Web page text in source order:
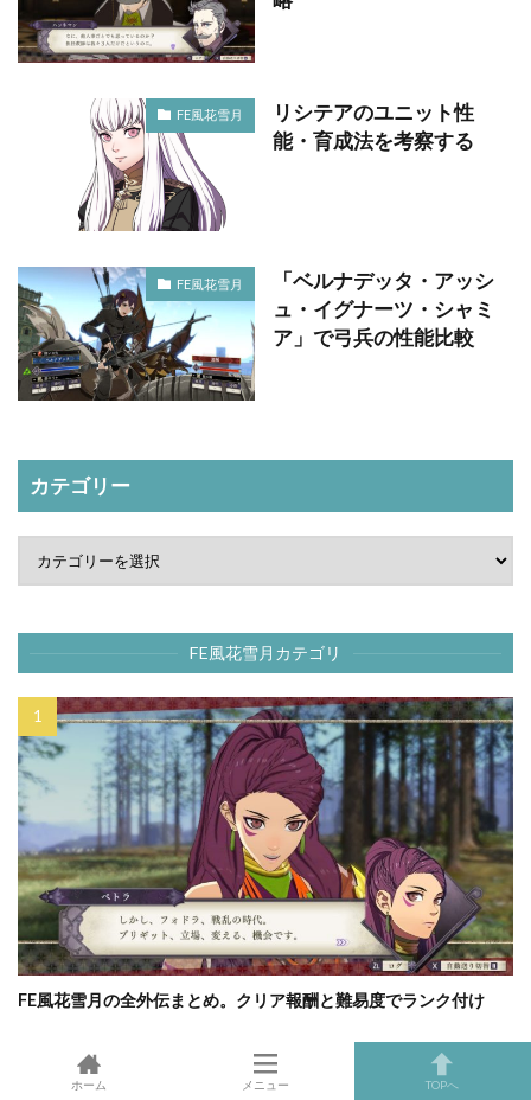
FE風花雪月
リシテアのユニット性
能・育成法を考察する
FE風花雪月
「ベルナデッタ・アッシ
ュ・イグナーツ・シャミ
ア」で弓兵の性能比較
カテゴリー
FE風花雪月カテゴリ
FE風花雪月の全外伝まとめ。クリア報酬と難易度でランク付け
ホーム メニュー TOPへ